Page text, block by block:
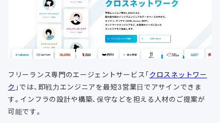
フリーランス専門のエージェントサービス「クロスネットワー
ク 」では、即戦力エンジニアを最短3営業日でアサインできま
す。インフラの設計や構築、保守などを担える人材のご提案が
可能です。